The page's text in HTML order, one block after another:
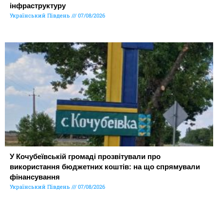
інфраструктуру
Український Південь 07/08/2026
У Кочубеївській громаді прозвітували про
використання бюджетних коштів: на що спрямували
фінансування
Український Південь 07/08/2026